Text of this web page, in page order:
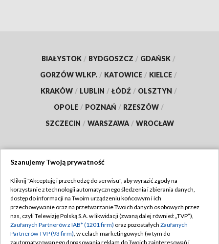
BIAŁYSTOK / BYDGOSZCZ / GDAŃSK /
GORZÓW WLKP. / KATOWICE / KIELCE /
KRAKÓW / LUBLIN / ŁÓDŹ / OLSZTYN /
OPOLE / POZNAŃ / RZESZÓW /
SZCZECIN / WARSZAWA / WROCŁAW
TVP
Abonament TVP
Emisja w TVP
Centrum informacji TVP
Regulamin TVP
Polityka prywatności
Moje zgody
Szanujemy Twoją prywatność
Kliknij "Akceptuję i przechodzę do serwisu", aby wyrazić zgody na
korzystanie z technologii automatycznego śledzenia i zbierania danych,
dostęp do informacji na Twoim urządzeniu końcowym i ich
przechowywanie oraz na przetwarzanie Twoich danych osobowych przez
nas, czyli Telewizję Polską S.A. w likwidacji (zwaną dalej również „TVP”),
Zaufanych Partnerów z IAB* (1201 firm) oraz pozostałych Zaufanych
Partnerów TVP (93 firm), w celach marketingowych (w tym do
zautomatyzowanego dopasowania reklam do Twoich zainteresowań i